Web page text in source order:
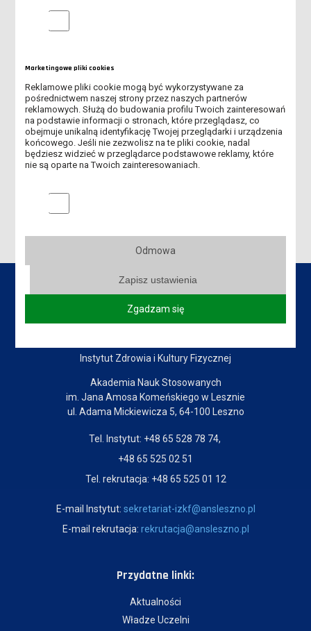
PROREKTOR DS. STUDENTÓW - DR DOROTA SIPIŃSKA, PROF.
ANS
PROREKTOR DS. NAUKI I WSPÓŁPRACY Z ZAGRANICĄ - PROF. DR
HAB. MACIEJ PIETRZAK
SENAT UCZELNI
mgr Ewa Andrzejewska – Przewodnicząca Organizacji
Instytut Zdrowia i Kultury Fizycznej
Akademia Nauk Stosowanych
im. Jana Amosa Komeńskiego w Lesznie
ul. Adama Mickiewicza 5, 64-100 Leszno
Tel. Instytut: +48 65 528 78 74,
+48 65 525 02 51
Tel. rekrutacja: +48 65 525 01 12
E-mail Instytut: sekretariat-izkf@ansleszno.pl
E-mail rekrutacja: rekrutacja@ansleszno.pl
Przydatne linki:
Aktualności
Władze Uczelni
Analityczne pliki cookie
Marketingowe pliki cookies
Reklamowe pliki cookie mogą być wykorzystywane za
pośrednictwem naszej strony przez naszych partnerów
reklamowych. Służą do budowania profilu Twoich zainteresowań
na podstawie informacji o stronach, które przeglądasz, co
obejmuje unikalną identyfikację Twojej przeglądarki i urządzenia
końcowego. Jeśli nie zezwolisz na te pliki cookie, nadal
będziesz widzieć w przeglądarce podstawowe reklamy, które
nie są oparte na Twoich zainteresowaniach.
Marketingowe pliki cookies
Odmowa
Zapisz ustawienia
Zgadzam się